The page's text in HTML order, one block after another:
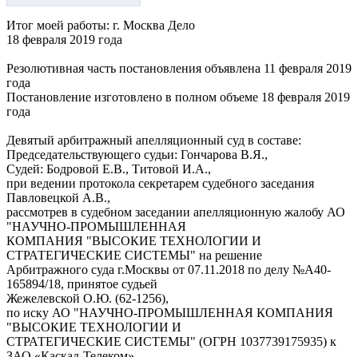
Итог моей работы: г. Москва Дело
18 февраля 2019 года
Резолютивная часть постановления объявлена 11 февраля 2019
года
Постановление изготовлено в полном объеме 18 февраля 2019
года
Девятый арбитражный апелляционный суд в составе:
Председательствующего судьи: Гончарова В.Я.,
Судей: Бодровой Е.В., Титовой И.А.,
при ведении протокола секретарем судебного заседания
Павловецкой А.В.,
рассмотрев в судебном заседании апелляционную жалобу АО
"НАУЧНО-ПРОМЫШЛЕННАЯ
КОМПАНИЯ "ВЫСОКИЕ ТЕХНОЛОГИИ И
СТРАТЕГИЧЕСКИЕ СИСТЕМЫ" на решение
Арбитражного суда г.Москвы от 07.11.2018 по делу №А40-
165894/18, принятое судьей
Жежелевской О.Ю. (62-1256),
по иску АО "НАУЧНО-ПРОМЫШЛЕННАЯ КОМПАНИЯ
"ВЫСОКИЕ ТЕХНОЛОГИИ И
СТРАТЕГИЧЕСКИЕ СИСТЕМЫ" (ОГРН 1037739175935) к